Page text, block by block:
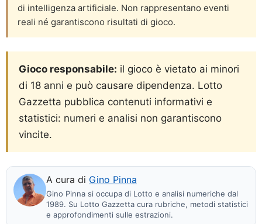
di intelligenza artificiale. Non rappresentano eventi
reali né garantiscono risultati di gioco.
Gioco responsabile: il gioco è vietato ai minori
di 18 anni e può causare dipendenza. Lotto
Gazzetta pubblica contenuti informativi e
statistici: numeri e analisi non garantiscono
vincite.
A cura di Gino Pinna
Gino Pinna si occupa di Lotto e analisi numeriche dal
1989. Su Lotto Gazzetta cura rubriche, metodi statistici
e approfondimenti sulle estrazioni.